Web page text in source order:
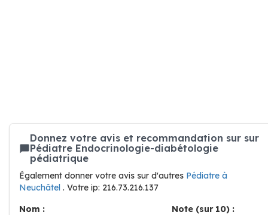
Donnez votre avis et recommandation sur sur
Pédiatre Endocrinologie-diabétologie
pédiatrique
Également donner votre avis sur d'autres Pédiatre à
Neuchâtel . Votre ip: 216.73.216.137
Nom :
Note (sur 10) :